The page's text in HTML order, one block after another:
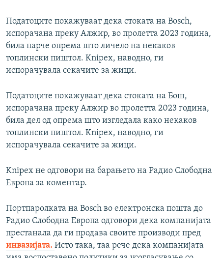
Податоците покажуваат дека стоката на Bosch,
испорачана преку Алжир, во пролетта 2023 година,
била парче опрема што личело на некаков
топлински пиштол. Knipex, наводно, ги
испорачувала секачите за жици.
Податоците покажуваат дека стоката на Бош,
испорачана преку Алжир во пролетта 2023 година,
била дел од опрема што изгледала како некаков
топлински пиштол. Knipex, наводно, ги
испорачувала секачите за жици.
Knipex не одговори на барањето на Радио Слободна
Европа за коментар.
Портпаролката на Bosch во електронска пошта до
Радио Слободна Европа одговори дека компанијата
престанала да ги продава своите производи пред
инвазијата. Исто така, таа рече дека компанијата